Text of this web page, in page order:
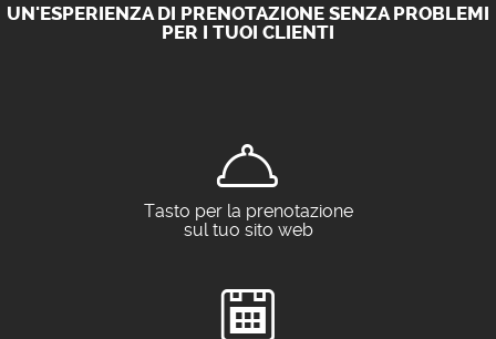
UN'ESPERIENZA DI PRENOTAZIONE SENZA PROBLEMI
PER I TUOI CLIENTI
Tasto per la prenotazione
sul tuo sito web